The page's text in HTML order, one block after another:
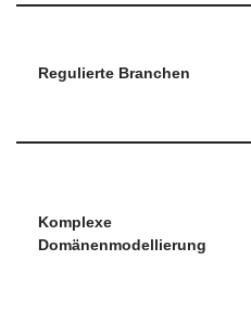
Regulierte Branchen
Komplexe
Domänenmodellierung